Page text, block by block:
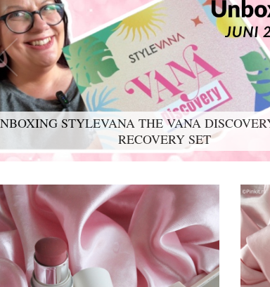
STYLEVANA THE VANA
RECOVERY SET